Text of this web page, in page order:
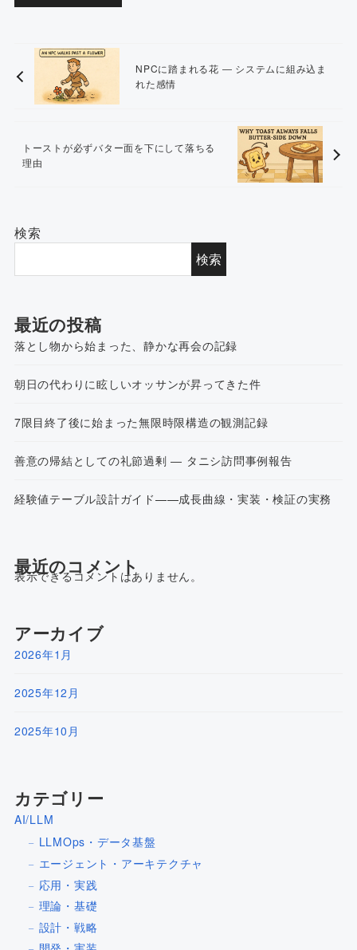
NPCに踏まれる花 ― システムに組み込ま
れた感情
トーストが必ずバター面を下にして落ちる
理由
検索
検索
最近の投稿
落とし物から始まった、静かな再会の記録
朝日の代わりに眩しいオッサンが昇ってきた件
7限目終了後に始まった無限時限構造の観測記録
善意の帰結としての礼節過剰 ― タニシ訪問事例報告
経験値テーブル設計ガイド——成長曲線・実装・検証の実務
最近のコメント
表示できるコメントはありません。
アーカイブ
2026年1月
2025年12月
2025年10月
カテゴリー
AI/LLM
LLMOps・データ基盤
エージェント・アーキテクチャ
応用・実践
理論・基礎
設計・戦略